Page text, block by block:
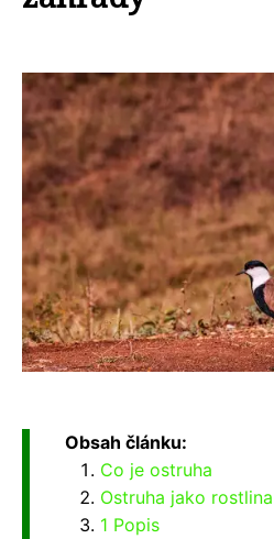
Obsah článku:
Co je ostruha
Ostruha jako rostlina
1 Popis